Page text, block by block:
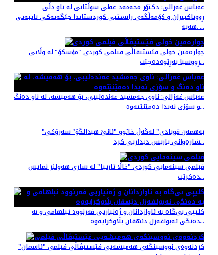
عه‌باس غه‌زالی: دکتۆر محەمەد عەلی سوڵتانی لە ناو دڵی
ڕووناکبیران و کۆمەڵگەی زانستیی کوردستاندا جێگەیەکی تایبەتی
هەیە. ...
چواره‌مین خولی فێستیڤاڵی فیلمی کوردی "مۆسکۆ" لە وڵاتی
ڕووسیا بەڕێوەده‌چێت...
عەباس غەزالی: ناوی جەمشید عەندەلیبی، بۆ هەمیشە، لە ناو دەنگ
و سۆزی نەیدا دەمێنێتەوە...
"به‌همه‌ن قوبادی" له‌گه‌ڵ خاتوو "ئانێ هیدالگۆ" سه‌رۆکی
شاره‌وانی پاریس دیداریی کرد...
فیلمی سینه‌مایی کوردی "خاڵا تارییا" لە شاری هه‌ولێر نمایش
ده‌کرێت...
کلیپی بی‌گاە بە ئاوازدانان و ژه‌نیاریی فه‌رنوود ئیلهامی و به‌
دەنگی ئەبولفەزل دێهقان بڵاوکرایەوە...
کردنەوەی نووسینگه‌ی هەمیشەیی فێستیڤاڵی فیلمی "ئاسمان"